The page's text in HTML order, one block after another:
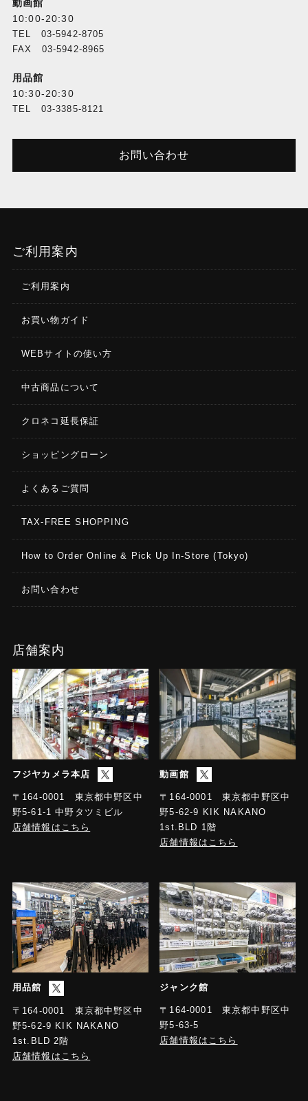
動画館
10:00-20:30
TEL 03-5942-8705
FAX 03-5942-8965
用品館
10:30-20:30
TEL 03-3385-8121
お問い合わせ
ご利用案内
ご利用案内
お買い物ガイド
WEBサイトの使い方
中古商品について
クロネコ延長保証
ショッピングローン
よくあるご質問
TAX-FREE SHOPPING
How to Order Online & Pick Up In-Store (Tokyo)
お問い合わせ
店舗案内
フジヤカメラ本店
〒164-0001 東京都中野区中
野5-61-1 中野タツミビル
店舗情報はこちら
動画館
〒164-0001 東京都中野区中
野5-62-9 KIK NAKANO
1st.BLD 1階
店舗情報はこちら
用品館
〒164-0001 東京都中野区中
野5-62-9 KIK NAKANO
1st.BLD 2階
店舗情報はこちら
ジャンク館
〒164-0001 東京都中野区中
野5-63-5
店舗情報はこちら